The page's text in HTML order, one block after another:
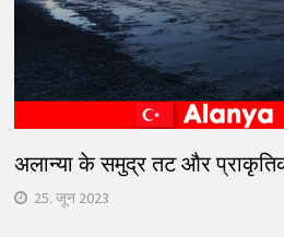
अलान्या के समुद्र तट और
25. जून 2023